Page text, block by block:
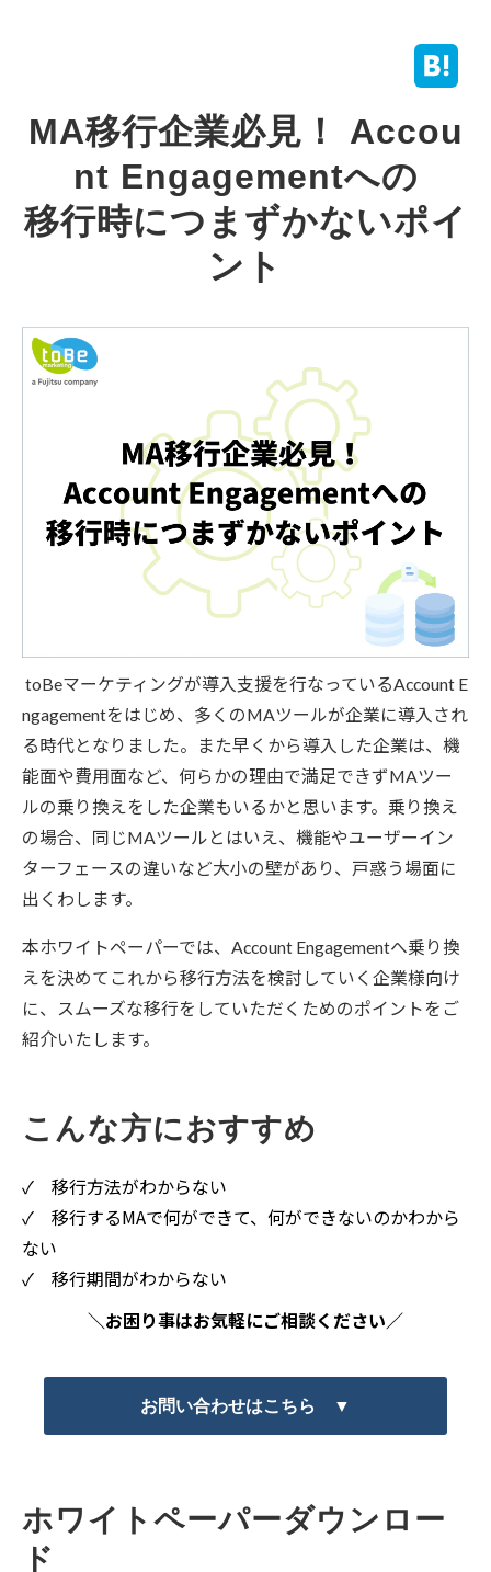
MA移行企業必見！ Accou
nt Engagementへの
移行時につまずかないポイ
ント
toBeマーケティングが導入支援を行なっているAccount E
ngagementをはじめ、多くのMAツールが企業に導入され
る時代となりました。また早くから導入した企業は、機
能面や費用面など、何らかの理由で満足できずMAツー
ルの乗り換えをした企業もいるかと思います。乗り換え
の場合、同じMAツールとはいえ、機能やユーザーイン
ターフェースの違いなど大小の壁があり、戸惑う場面に
出くわします。
本ホワイトペーパーでは、Account Engagementへ乗り換
えを決めてこれから移行方法を検討していく企業様向け
に、スムーズな移行をしていただくためのポイントをご
紹介いたします。
こんな方におすすめ
✓ 移行方法がわからない
✓ 移行するMAで何ができて、何ができないのかわから
ない
✓ 移行期間がわからない
＼お困り事はお気軽にご相談ください／
お問い合わせはこちら ▼
ホワイトペーパーダウンロー
ド